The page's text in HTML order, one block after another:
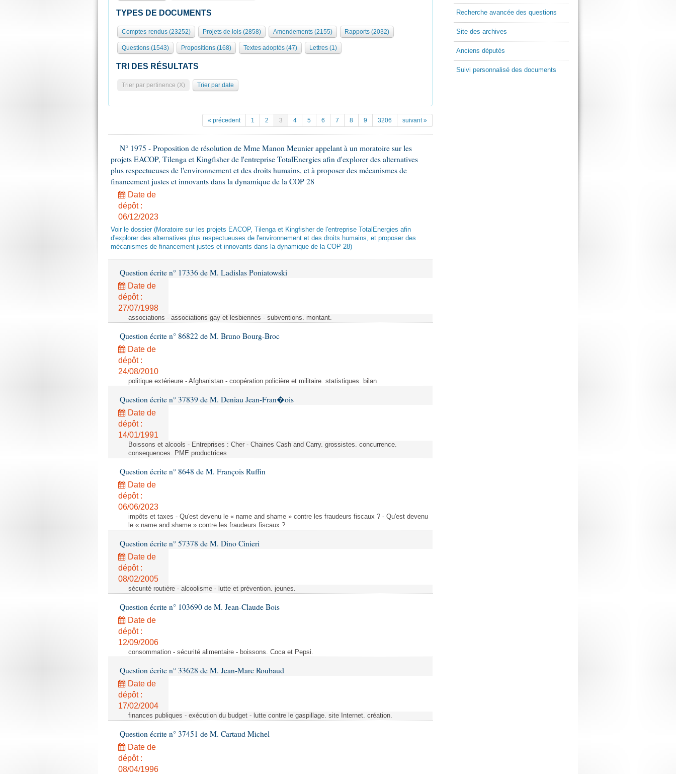
TYPES DE DOCUMENTS
Comptes-rendus (23252) Projets de lois (2858) Amendements (2155) Rapports (2032)
Questions (1543) Propositions (168) Textes adoptés (47) Lettres (1)
TRI DES RÉSULTATS
Trier par pertinence (X) Trier par date
« précedent 1 2 3 4 5 6 7 8 9 3206 suivant »
N° 1975 - Proposition de résolution de Mme Manon Meunier appelant à un moratoire sur les
projets EACOP, Tilenga et Kingfisher de l'entreprise TotalEnergies afin d'explorer des alternatives
plus respectueuses de l'environnement et des droits humains, et à proposer des mécanismes de
financement justes et innovants dans la dynamique de la COP 28
Date de
dépôt :
06/12/2023
Voir le dossier (Moratoire sur les projets EACOP, Tilenga et Kingfisher de l'entreprise TotalEnergies afin
d'explorer des alternatives plus respectueuses de l'environnement et des droits humains, et proposer des
mécanismes de financement justes et innovants dans la dynamique de la COP 28)
Question écrite n° 17336 de M. Ladislas Poniatowski
Date de
dépôt :
27/07/1998
associations - associations gay et lesbiennes - subventions. montant.
Question écrite n° 86822 de M. Bruno Bourg-Broc
Date de
dépôt :
24/08/2010
politique extérieure - Afghanistan - coopération policière et militaire. statistiques. bilan
Question écrite n° 37839 de M. Deniau Jean-Fran�ois
Date de
dépôt :
14/01/1991
Boissons et alcools - Entreprises : Cher - Chaines Cash and Carry. grossistes. concurrence.
consequences. PME productrices
Question écrite n° 8648 de M. François Ruffin
Date de
dépôt :
06/06/2023
impôts et taxes - Qu'est devenu le « name and shame » contre les fraudeurs fiscaux ? - Qu'est devenu
le « name and shame » contre les fraudeurs fiscaux ?
Question écrite n° 57378 de M. Dino Cinieri
Date de
dépôt :
08/02/2005
sécurité routière - alcoolisme - lutte et prévention. jeunes.
Question écrite n° 103690 de M. Jean-Claude Bois
Date de
dépôt :
12/09/2006
consommation - sécurité alimentaire - boissons. Coca et Pepsi.
Question écrite n° 33628 de M. Jean-Marc Roubaud
Date de
dépôt :
17/02/2004
finances publiques - exécution du budget - lutte contre le gaspillage. site Internet. création.
Question écrite n° 37451 de M. Cartaud Michel
Date de
dépôt :
08/04/1996
Recherche avancée des questions
Site des archives
Anciens députés
Suivi personnalisé des documents